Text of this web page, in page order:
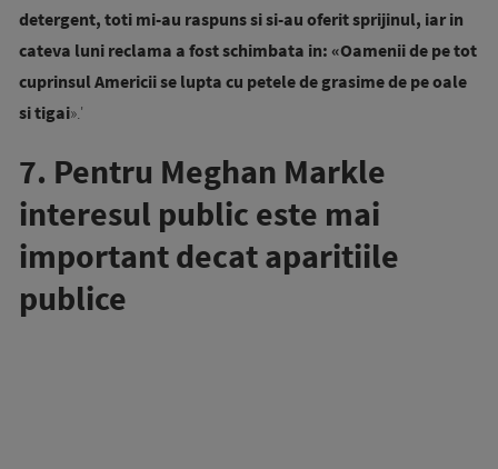
detergent, toti mi-au raspuns si si-au oferit sprijinul, iar in
cateva luni reclama a fost schimbata in: «Oamenii de pe tot
cuprinsul Americii se lupta cu petele de grasime de pe oale
si tigai».'
7. Pentru Meghan Markle
interesul public este mai
important decat aparitiile
publice